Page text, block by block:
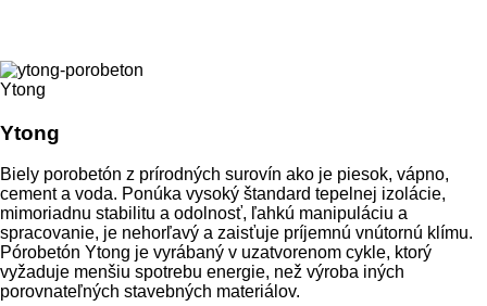
Ytong
Ytong
Biely porobetón z prírodných surovín ako je piesok, vápno,
cement a voda. Ponúka vysoký štandard tepelnej izolácie,
mimoriadnu stabilitu a odolnosť, ľahkú manipuláciu a
spracovanie, je nehorľavý a zaisťuje príjemnú vnútornú klímu.
Pórobetón Ytong je vyrábaný v uzatvorenom cykle, ktorý
vyžaduje menšiu spotrebu energie, než výroba iných
porovnateľných stavebných materiálov.